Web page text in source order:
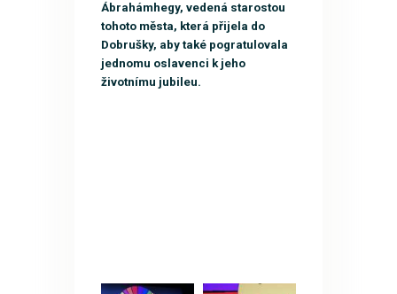
Ábrahámhegy, vedená starostou
tohoto města, která přijela do
Dobrušky, aby také pogratulovala
jednomu oslavenci k jeho
životnímu jubileu.